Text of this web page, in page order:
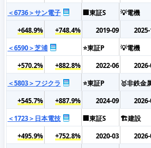
＜6736＞サン電子
🏢東証S 💡電機
+648.9%
+748.4% 2019-09
＜6590＞芝浦
⭐東証P 💡電機
+570.2%
+882.8% 2022-06
＜5803＞フジクラ
⭐東証P 🥇非鉄金
+545.7%
+887.9% 2024-09
＜1723＞日本電技
🏢東証S 🏗️建設
+495.9%
+752.8% 2020-03